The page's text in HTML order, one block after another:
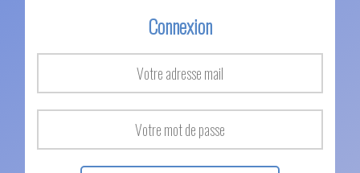
Connexion